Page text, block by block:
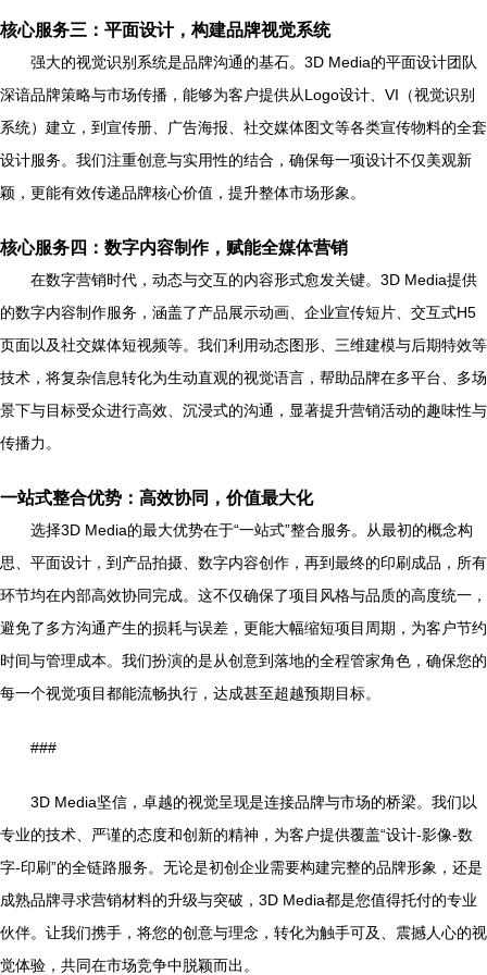
核心服务三：平面设计，构建品牌视觉系统
强大的视觉识别系统是品牌沟通的基石。3D Media的平面设计团队
深谙品牌策略与市场传播，能够为客户提供从Logo设计、VI（视觉识别
系统）建立，到宣传册、广告海报、社交媒体图文等各类宣传物料的全套
设计服务。我们注重创意与实用性的结合，确保每一项设计不仅美观新
颖，更能有效传递品牌核心价值，提升整体市场形象。
核心服务四：数字内容制作，赋能全媒体营销
在数字营销时代，动态与交互的内容形式愈发关键。3D Media提供
的数字内容制作服务，涵盖了产品展示动画、企业宣传短片、交互式H5
页面以及社交媒体短视频等。我们利用动态图形、三维建模与后期特效等
技术，将复杂信息转化为生动直观的视觉语言，帮助品牌在多平台、多场
景下与目标受众进行高效、沉浸式的沟通，显著提升营销活动的趣味性与
传播力。
一站式整合优势：高效协同，价值最大化
选择3D Media的最大优势在于“一站式”整合服务。从最初的概念构
思、平面设计，到产品拍摄、数字内容创作，再到最终的印刷成品，所有
环节均在内部高效协同完成。这不仅确保了项目风格与品质的高度统一，
避免了多方沟通产生的损耗与误差，更能大幅缩短项目周期，为客户节约
时间与管理成本。我们扮演的是从创意到落地的全程管家角色，确保您的
每一个视觉项目都能流畅执行，达成甚至超越预期目标。
###
3D Media坚信，卓越的视觉呈现是连接品牌与市场的桥梁。我们以
专业的技术、严谨的态度和创新的精神，为客户提供覆盖“设计-影像-数
字-印刷”的全链路服务。无论是初创企业需要构建完整的品牌形象，还是
成熟品牌寻求营销材料的升级与突破，3D Media都是您值得托付的专业
伙伴。让我们携手，将您的创意与理念，转化为触手可及、震撼人心的视
觉体验，共同在市场竞争中脱颖而出。